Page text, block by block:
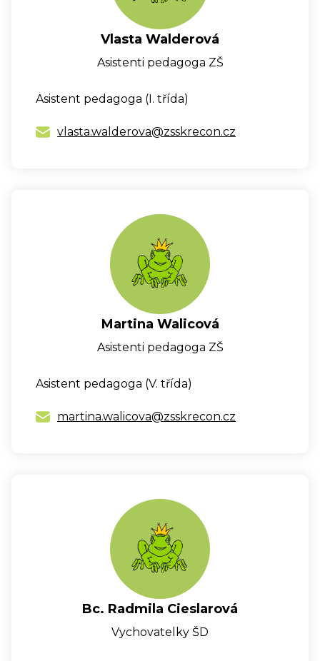
Vlasta Walderová
Asistenti pedagoga ZŠ
Asistent pedagoga (I. třída)
vlasta.walderova@zsskrecon.cz
Martina Walicová
Asistenti pedagoga ZŠ
Asistent pedagoga (V. třída)
martina.walicova@zsskrecon.cz
Bc. Radmila Cieslarová
Vychovatelky ŠD